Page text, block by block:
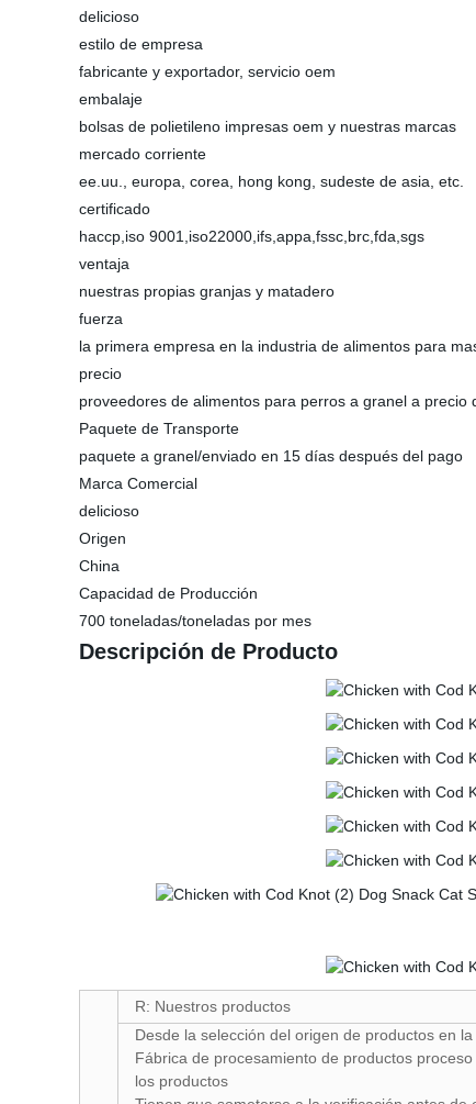
delicioso
estilo de empresa
fabricante y exportador, servicio oem
embalaje
bolsas de polietileno impresas oem y nuestras marcas
mercado corriente
ee.uu., europa, corea, hong kong, sudeste de asia, etc.
certificado
haccp,iso 9001,iso22000,ifs,appa,fssc,brc,fda,sgs
ventaja
nuestras propias granjas y matadero
fuerza
la primera empresa en la industria de alimentos para
precio
proveedores de alimentos para perros a granel a precio
Paquete de Transporte
paquete a granel/enviado en 15 días después del pago
Marca Comercial
delicioso
Origen
China
Capacidad de Producción
700 toneladas/toneladas por mes
Descripción de Producto
R: Nuestros productos
Desde la selección del origen de productos en
Fábrica de procesamiento de productos
los productos